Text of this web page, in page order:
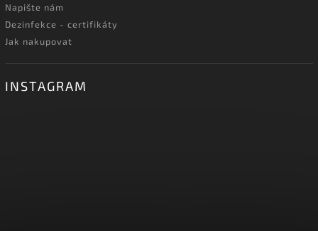
Napište nám
Dezinfekce - certifikáty
Jak nakupovat
INSTAGRAM